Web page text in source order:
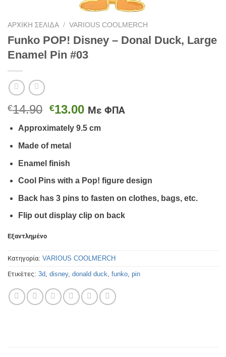
ΑΡΧΙΚΉ ΣΕΛΊΔΑ / VARIOUS COOLMERCH
Funko POP! Disney – Donal Duck, Large
Enamel Pin #03
€14.90 Original
was:
€14.90.
€13.00Η
τιμή
Με ΦΠΑ
Approximately 9.5 cm
Made of metal
Enamel finish
Cool Pins with a Pop! figure design
Back has 3 pins to fasten on clothes, bags, etc.
Flip out display clip on back
Εξαντλημένο
Κατηγορία: VARIOUS COOLMERCH
Ετικέτες: 3d, disney, donald duck, funko, pin